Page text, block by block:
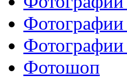
Фотографии
Фотографии
Фотошоп